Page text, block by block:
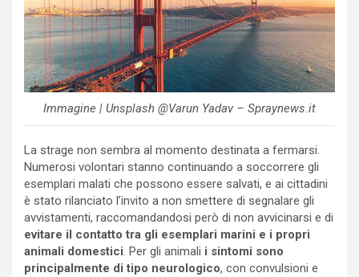
Immagine | Unsplash @Varun Yadav – Spraynews.it
La strage non sembra al momento destinata a fermarsi.
Numerosi volontari stanno continuando a soccorrere gli
esemplari malati che possono essere salvati, e ai cittadini
è stato rilanciato l’invito a non smettere di segnalare gli
avvistamenti, raccomandandosi però di non avvicinarsi e di
evitare il contatto tra gli esemplari marini e i propri
animali domestici. Per gli animali i sintomi sono
principalmente di tipo neurologico, con convulsioni e